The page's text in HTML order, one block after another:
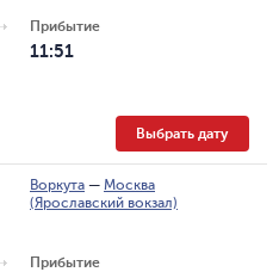
Прибытие
11:51
Выбрать дату
Воркута — Москва
(Ярославский вокзал)
Прибытие